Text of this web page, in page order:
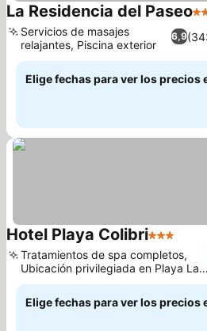
La Residencia del Paseo3
6,9
Servicios de masajes
relajantes, Piscina exterior
Elige fechas para ver los precios
Hotel Playa Colibri3 Estrellas
Tratamientos de spa completos,
Ubicación privilegiada en Playa Las
Ballenas
Elige fechas para ver los precios